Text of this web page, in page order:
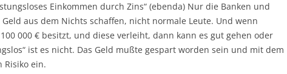
Einkommen durch Zins“ (ebenda) Nur die Banken und
aus dem Nichts schaffen, nicht normale Leute. Und wenn
000 € besitzt, und diese verleiht, dann kann es gut gehen oder
ist es nicht. Das Geld mußte gespart worden sein und mit dem
Risiko ein.